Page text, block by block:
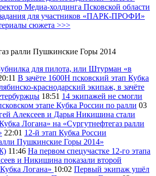
Медиа-холдинга Псковской области
задания для участников «ПАРК-ПРОФИ»
сюжета >>>
ралли Пушкинские Горы 2014
для пилота, или Штурман «в
В зачёте 1600Н псковский этап Кубка
краснодарский экипаж, в зачёте
18:51 14 экипажей не смогли
этапе Кубка России по ралли 03
Алексеев и Дарья Никишина стали
Логана» на «Сургутнефтегаз ралли
22:01 12-й этап Кубка России
Пушкинские Горы 2014»
11:46 На первом спецучастке 12-го этапа
и Никишина показали второй
Логана» 10:02 Первый экипаж ушёл